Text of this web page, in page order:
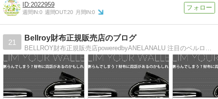
2022959
週間IN:0 週間OUT:20 月間IN:0
21
Bellroy財布正規販売店のブログ